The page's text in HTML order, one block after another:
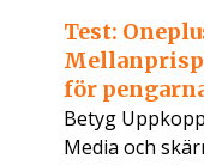
Test:
för
Betyg
Media och